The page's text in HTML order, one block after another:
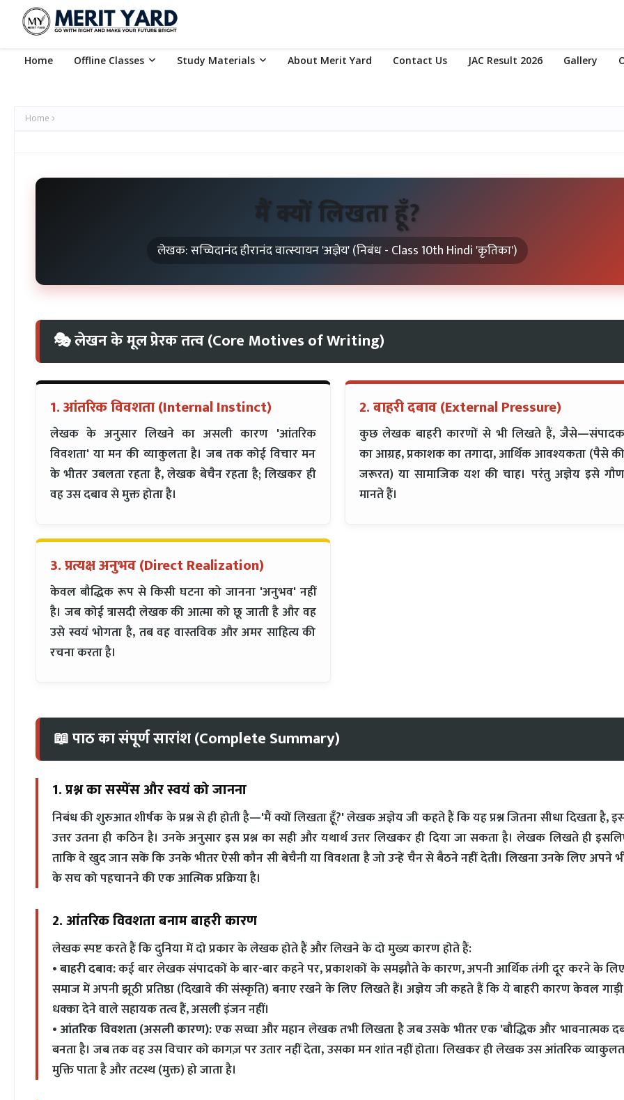
Home Offline Classes Study Materials About Merit Yard Contact Us JAC Result 2026 Gallery
Home
मैं क्यों लिखता हूँ?
लेखक: सच्चिदानंद हीरानंद वात्स्यायन 'अज्ञेय' (निबंध - Class 10th Hindi 'कृतिका')
🎭 लेखन के मूल प्रेरक तत्व (Core Motives of Writing)
1. आंतरिक विवशता (Internal Instinct)
लेखक के अनुसार लिखने का असली कारण 'आंतरिक
विवशता' या मन की व्याकुलता है। जब तक कोई विचार मन
के भीतर उबलता रहता है, लेखक बेचैन रहता है; लिखकर ही
वह उस दबाव से मुक्त होता है।
2. बाहरी दबाव (External Pressure)
कुछ लेखक बाहरी कारणों से भी लिखते हैं, जैसे—संपादक
का आग्रह, प्रकाशक का तगादा, आर्थिक आवश्यकता (पैसे की
जरूरत) या सामाजिक यश की चाह। परंतु अज्ञेय इसे गौण
मानते हैं।
3. प्रत्यक्ष अनुभव (Direct Realization)
केवल बौद्धिक रूप से किसी घटना को जानना 'अनुभव' नहीं
है। जब कोई त्रासदी लेखक की आत्मा को छू जाती है और वह
उसे स्वयं भोगता है, तब वह वास्तविक और अमर साहित्य की
रचना करता है।
📖 पाठ का संपूर्ण सारांश (Complete Summary)
1. प्रश्न का सस्पेंस और स्वयं को जानना
निबंध की शुरुआत शीर्षक के प्रश्न से ही होती है—'मैं क्यों लिखता हूँ?' लेखक अज्ञेय जी कहते हैं कि यह प्रश्न जितना सीधा दिखता है,
उत्तर उतना ही कठिन है। उनके अनुसार इस प्रश्न का सही और यथार्थ उत्तर लिखकर ही दिया जा सकता है। लेखक लिखते ही
ताकि वे खुद जान सकें कि उनके भीतर ऐसी कौन सी बेचैनी या विवशता है जो उन्हें चैन से बैठने नहीं देती। लिखना उनके लिए अपने
के सच को पहचानने की एक आत्मिक प्रक्रिया है।
2. आंतरिक विवशता बनाम बाहरी कारण
लेखक स्पष्ट करते हैं कि दुनिया में दो प्रकार के लेखक होते हैं और लिखने के दो मुख्य कारण होते हैं:
•बाहरी दबाव:कई बार लेखक संपादकों के बार-बार कहने पर, प्रकाशकों के समझौते के कारण, अपनी आर्थिक तंगी दूर करने के
समाज में अपनी झूठी प्रतिष्ठा (दिखावे की संस्कृति) बनाए रखने के लिए लिखते हैं। अज्ञेय जी कहते हैं कि ये बाहरी कारण केवल
धक्का देने वाले सहायक तत्व हैं, असली इंजन नहीं।
•आंतरिक विवशता (असली कारण):एक सच्चा और महान लेखक तभी लिखता है जब उसके भीतर एक 'बौद्धिक और भावनात्मक
बनता है। जब तक वह उस विचार को कागज़ पर उतार नहीं देता, उसका मन शांत नहीं होता। लिखकर ही लेखक उस आंतरिक
मुक्ति पाता है और तटस्थ (मुक्त) हो जाता है।